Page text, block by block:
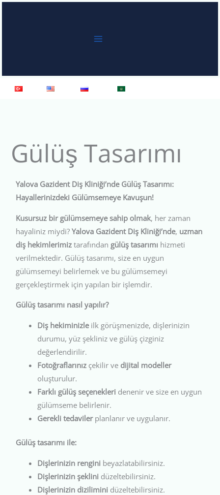
Türkçe English
Gülüş Tasarımı
Yalova Gazident Diş Kliniği’nde Gülüş Tasarımı:
Hayallerinizdeki Gülümsemeye Kavuşun!
Kusursuz bir gülümsemeye sahip olmak, her zaman
hayaliniz miydi?Yalova Gazident Diş Kliniği’nde, uzman
diş hekimlerimiz tarafından gülüş tasarımı hizmeti
verilmektedir. Gülüş tasarımı, size en uygun
gülümsemeyi belirlemek ve bu gülümsemeyi
gerçekleştirmek için yapılan bir işlemdir.
Gülüş tasarımı nasıl yapılır?
Diş hekiminizleilk görüşmenizde, dişlerinizin
durumu, yüz şekliniz ve gülüş çizginiz
değerlendirilir.
Fotoğraflarınız çekilir ve dijital modeller
oluşturulur.
Farklı gülüş seçenekleri denenir ve size en uygun
gülümseme belirlenir.
Gerekli tedavilerplanlanır ve uygulanır.
Gülüş tasarımı ile:
Dişlerinizin rengini beyazlatabilirsiniz.
Dişlerinizin şeklini düzeltebilirsiniz.
Dişlerinizin dizilimini düzeltebilirsiniz.